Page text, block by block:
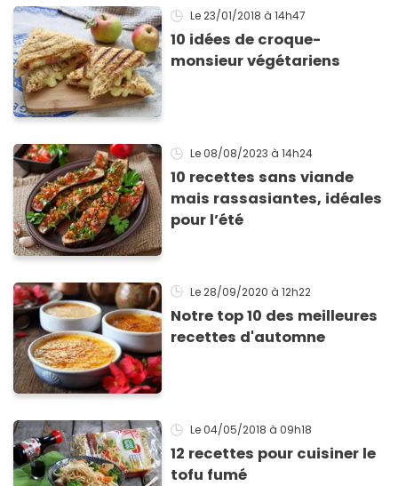
Le 23/01/2018 à 14h47
10 idées de croque-
monsieur végétariens
Le 08/08/2023 à 14h24
10 recettes sans viande
mais rassasiantes, idéales
pour l’été
Le 28/09/2020 à 12h22
Notre top 10 des meilleures
recettes d'automne
Le 04/05/2018 à 09h18
12 recettes pour cuisiner le
tofu fumé